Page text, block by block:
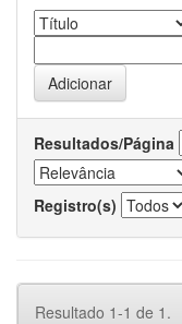
Resultados/Página
Registro(s)
Resultado 1-1 de 1.